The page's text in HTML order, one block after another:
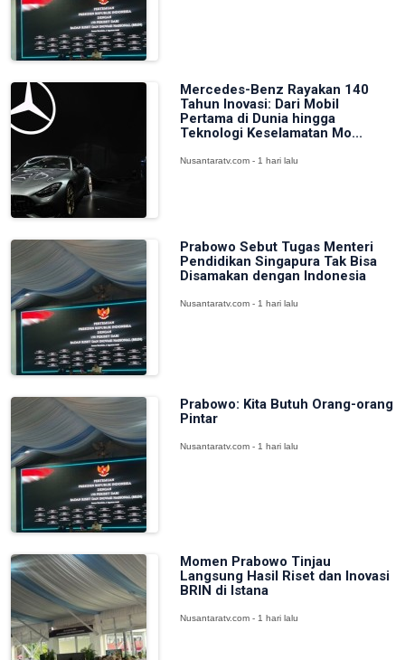
Mercedes-Benz Rayakan 140
Tahun Inovasi: Dari Mobil
Pertama di Dunia hingga
Teknologi Keselamatan Mo...
Nusantaratv.com - 1 hari lalu
Prabowo Sebut Tugas Menteri
Pendidikan Singapura Tak Bisa
Disamakan dengan Indonesia
Nusantaratv.com - 1 hari lalu
Prabowo: Kita Butuh Orang-orang
Pintar
Nusantaratv.com - 1 hari lalu
Momen Prabowo Tinjau
Langsung Hasil Riset dan Inovasi
BRIN di Istana
Nusantaratv.com - 1 hari lalu